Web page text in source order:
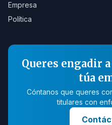
Empresa
Política
Queres engadir
túa
Cóntanos que queres
titulares con